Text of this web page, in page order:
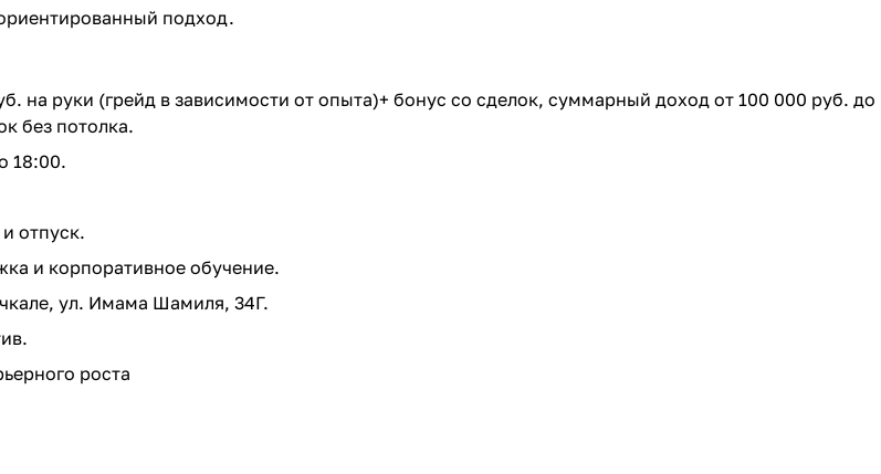
подход.
на руки (грейд в зависимости от опыта)+ бонус со сделок, суммарный доход от 100 000 руб. до
без потолка.
18:00.
отпуск.
и корпоративное обучение.
ул. Имама Шамиля, 34Г.
роста